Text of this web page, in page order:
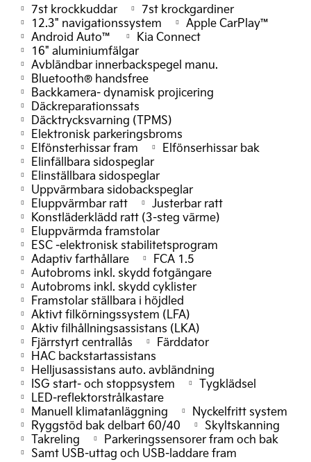
7st krockkuddar
7st krockgardiner
12.3" navigationssystem
Apple CarPlay™
Android Auto™
Kia Connect
16" aluminiumfälgar
Avbländbar innerbackspegel manu.
Bluetooth® handsfree
Backkamera- dynamisk projicering
Däckreparationssats
Däcktrycksvarning (TPMS)
Elektronisk parkeringsbroms
Elfönsterhissar fram
Elfönserhissar bak
Elinfällbara sidospeglar
Elinställbara sidospeglar
Uppvärmbara sidobackspeglar
Eluppvärmbar ratt
Justerbar ratt
Konstläderklädd ratt (3-steg värme)
Eluppvärmda framstolar
ESC -elektronisk stabilitetsprogram
Adaptiv farthållare
FCA 1.5
Autobroms inkl. skydd fotgängare
Autobroms inkl. skydd cyklister
Framstolar ställbara i höjdled
Aktivt filkörningssystem (LFA)
Aktiv filhållningsassistans (LKA)
Fjärrstyrt centrallås
Färddator
HAC backstartassistans
Helljusassistans auto. avbländning
ISG start- och stoppsystem
Tygklädsel
LED-reflektorstrålkastare
Manuell klimatanläggning
Nyckelfritt system
Ryggstöd bak delbart 60/40
Skyltskanning
Takreling
Parkeringssensorer fram och bak
Samt USB-uttag och USB-laddare fram